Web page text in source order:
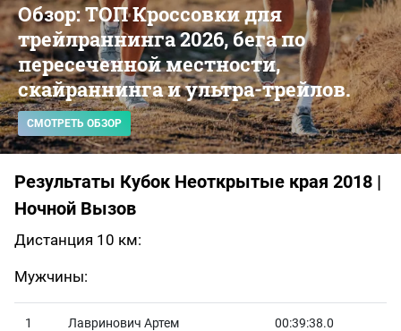
Обзор: ТОП Кроссовки для
трейлраннинга 2026, бега по
пересеченной местности,
скайраннинга и ультра-трейлов.
СМОТРЕТЬ ОБЗОР
Результаты Кубок Неоткрытые края 2018 |
Ночной Вызов
Дистанция 10 км:
Мужчины:
1 Лавринович Артем 00:39:38.0